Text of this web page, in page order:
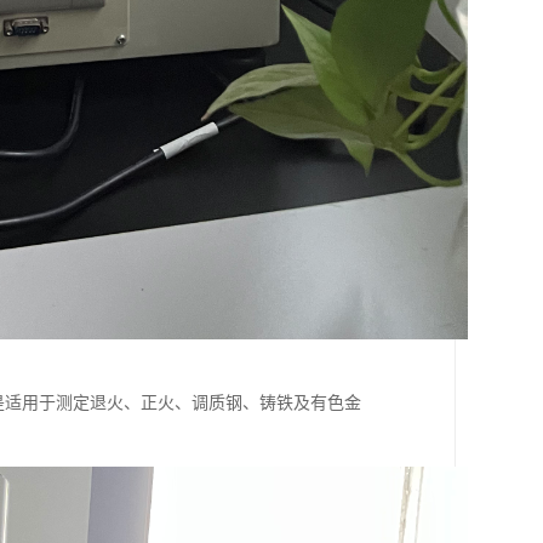
用于测定退火、正火、调质钢、铸铁及有色金